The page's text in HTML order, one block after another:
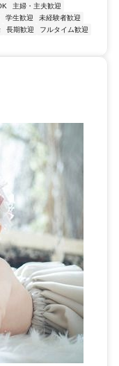
主婦・主夫歓迎
学生歓迎
未経験者歓迎
長期歓迎
フルタイム歓迎